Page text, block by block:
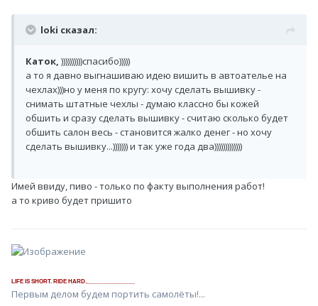
loki сказал:
Каток, ))))))))))спасибо)))))
а то я давно выгнашиваю идею вишить в автоателье на
чехлах)))но у меня по кругу: хочу сделать вышивку -
снимать штатные чехлы - думаю классно бы кожей
обшить и сразу сделать вышивку - считаю сколько будет
обшить салон весь - становится жалко денег - но хочу
сделать вышивку...))))))) и так уже года два)))))))))))))
Имей ввиду, пиво - только по факту выполнения работ!
а то криво будет пришито
LIFE IS SHORT. RIDE HARD.
Первым делом будем портить самолёты!...